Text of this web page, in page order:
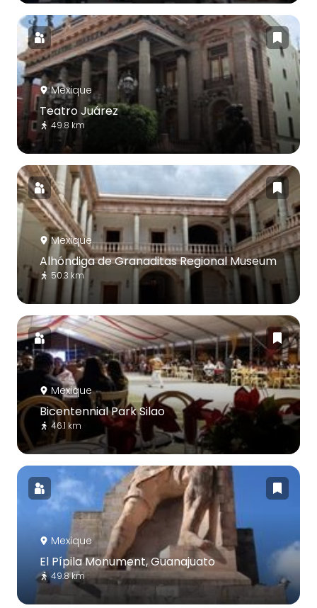
Mexique
Teatro Juárez
49.8 km
Mexique
Alhóndiga de Granaditas Regional Museum
50.3 km
Mexique
Bicentennial Park Silao
46.1 km
Mexique
El Pípila Monument, Guanajuato
49.8 km